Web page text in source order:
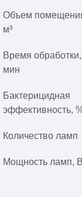
Объем
м³
Время обработки,
мин
Бактерицидная
эффективность,
Количество ламп
Мощность ламп,